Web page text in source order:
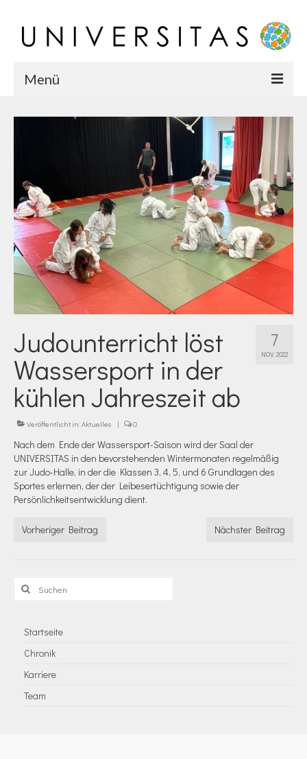
Menü
Startseite
Team
7
NOV. 2022
Judounterricht löst
Wassersport in der
kühlen Jahreszeit ab
Veröffentlicht in:Aktuelles | 0
Nach dem Ende der Wassersport-Saison wird der Saal der
UNIVERSITAS in den bevorstehenden Wintermonaten regelmäßig
zur Judo-Halle, in der die Klassen 3, 4, 5, und 6 Grundlagen des
Sportes erlernen, der der Leibesertüchtigung sowie der
Persönlichkeitsentwicklung dient.
Vorheriger Beitrag Nächster Beitrag
Suchen
nach:
Startseite
Chronik
Karriere
Team